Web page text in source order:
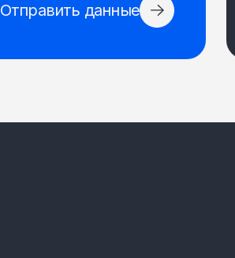
Отправить данные